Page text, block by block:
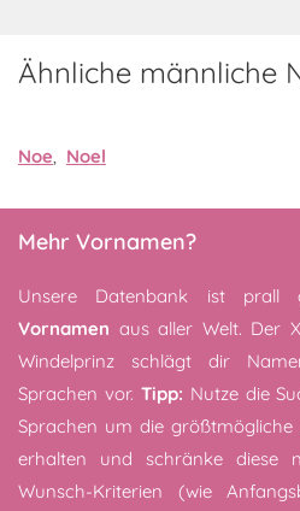
Ähnliche männliche
Noe, Noel
Mehr Vornamen?
Unsere Datenbank ist
Vornamen aus aller Welt. Der
Windelprinz schlägt dir
Sprachen vor. Tipp: Nutze die
Sprachen um die
erhalten und schränke diese
Wunsch-Kriterien (wie